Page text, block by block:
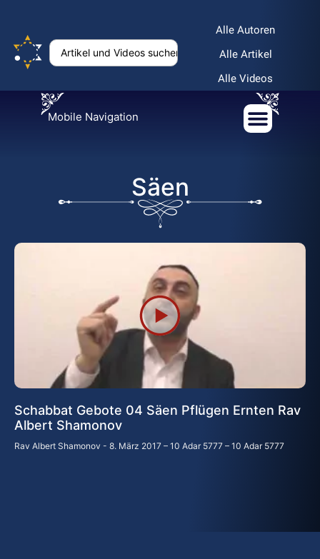
Alle Autoren
Alle Artikel
Alle Videos
Mobile Navigation
Säen
Schabbat Gebote 04 Säen Pflügen Ernten Rav
Albert Shamonov
Rav Albert Shamonov 8. März 2017 – 10 Adar 5777 – 10 Adar 5777